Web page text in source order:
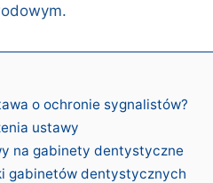
o ochronie sygnalistów?
ustawy
na gabinety dentystyczne
gabinetów dentystycznych